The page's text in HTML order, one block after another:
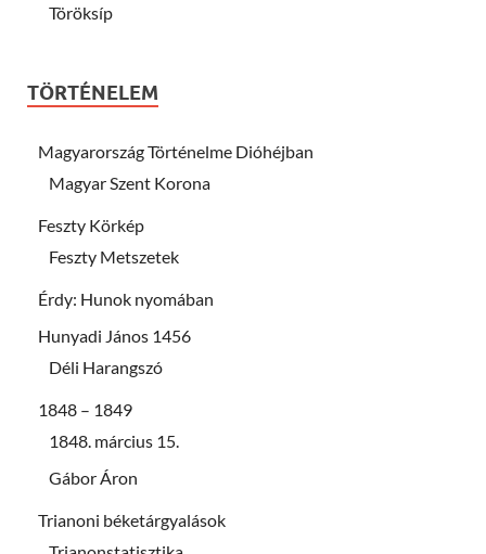
Töröksíp
TÖRTÉNELEM
Magyarország Történelme Dióhéjban
Magyar Szent Korona
Feszty Körkép
Feszty Metszetek
Érdy: Hunok nyomában
Hunyadi János 1456
Déli Harangszó
1848 – 1849
1848. március 15.
Gábor Áron
Trianoni béketárgyalások